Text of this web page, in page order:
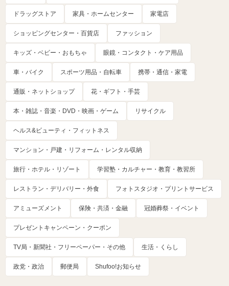
ドラッグストア 家具・ホームセンター 家電店
ショッピングセンター・百貨店 ファッション
キッズ・ベビー・おもちゃ 眼鏡・コンタクト・ケア用品
車・バイク スポーツ用品・自転車 携帯・通信・家電
通販・ネットショップ 花・ギフト・手芸
本・雑誌・音楽・DVD・映画・ゲーム リサイクル
ヘルス&ビューティ・フィットネス
マンション・戸建・リフォーム・レンタル収納
旅行・ホテル・リゾート 学習塾・カルチャー・教育・教習所
レストラン・デリバリー・外食 フォトスタジオ・プリントサービス
アミューズメント 保険・共済・金融 冠婚葬祭・イベント
プレゼントキャンペーン・クーポン
TV局・新聞社・フリーペーパー・その他 生活・くらし
政党・政治 郵便局 Shufoo!お知らせ